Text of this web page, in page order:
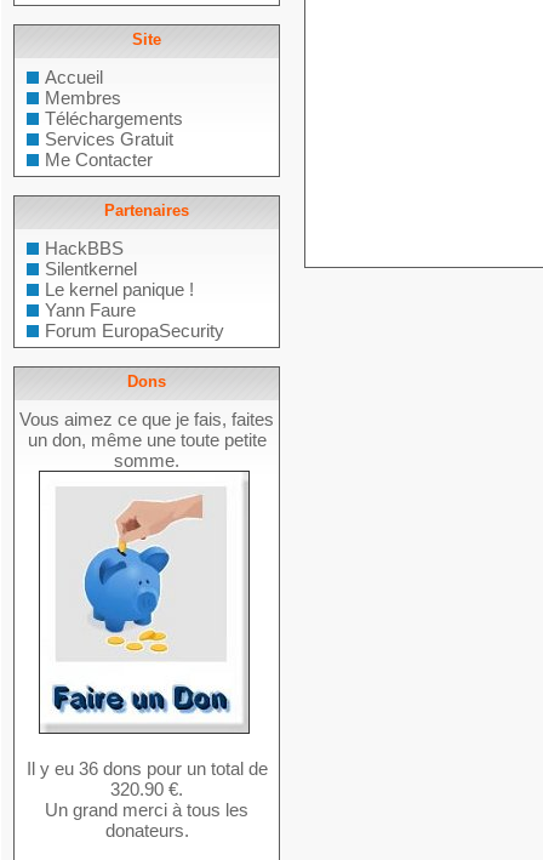
Site
Accueil
Membres
Téléchargements
Services Gratuit
Me Contacter
Partenaires
HackBBS
Silentkernel
Le kernel panique !
Yann Faure
Forum EuropaSecurity
Dons
Vous aimez ce que je fais, faites
un don, même une toute petite
somme.
Il y eu 36 dons pour un total de
320.90 €.
Un grand merci à tous les
donateurs.